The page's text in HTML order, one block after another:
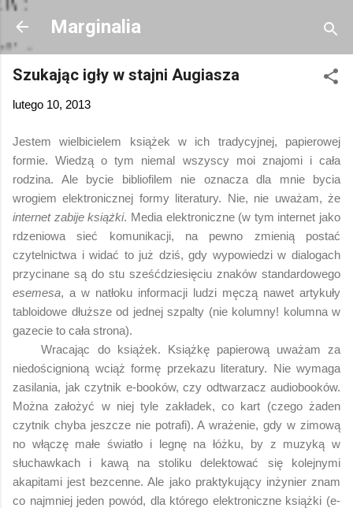
Przejdź do głównej zawartości
Marginalia
Szukając igły w stajni Augiasza
lutego 10, 2013
Jestem wielbicielem książek w ich tradycyjnej, papierowej
formie. Wiedzą o tym niemal wszyscy moi znajomi i cała
rodzina. Ale bycie bibliofilem nie oznacza dla mnie bycia
wrogiem elektronicznej formy literatury. Nie, nie uważam, że
internet zabije książki. Media elektroniczne (w tym internet jako
rdzeniowa sieć komunikacji, na pewno zmienią postać
czytelnictwa i widać to już dziś, gdy wypowiedzi w dialogach
przycinane są do stu sześćdziesięciu znaków standardowego
esemesa, a w natłoku informacji ludzi męczą nawet artykuły
tabloidowe dłuższe od jednej szpalty (nie kolumny! kolumna w
gazecie to cała strona).
Wracając do książek. Książkę papierową uważam za
niedoścignioną wciąż formę przekazu literatury. Nie wymaga
zasilania, jak czytnik e-booków, czy odtwarzacz audiobooków.
Można założyć w niej tyle zakładek, co kart (czego żaden
czytnik chyba jeszcze nie potrafi). A wrażenie, gdy w zimową
no włączę małe światło i legnę na łóżku, by z muzyką w
słuchawkach i kawą na stoliku delektować się kolejnymi
akapitami jest bezcenne. Ale jako praktykujący inżynier znam
co najmniej jeden powód, dla którego elektroniczne książki (e-